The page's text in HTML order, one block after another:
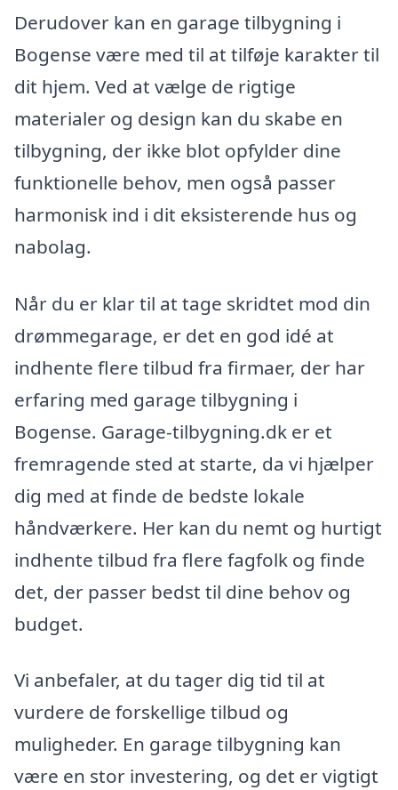
Derudover kan en garage tilbygning i
Bogense være med til at tilføje karakter til
dit hjem. Ved at vælge de rigtige
materialer og design kan du skabe en
tilbygning, der ikke blot opfylder dine
funktionelle behov, men også passer
harmonisk ind i dit eksisterende hus og
nabolag.
Når du er klar til at tage skridtet mod din
drømmegarage, er det en god idé at
indhente flere tilbud fra firmaer, der har
erfaring med garage tilbygning i
Bogense. Garage-tilbygning.dk er et
fremragende sted at starte, da vi hjælper
dig med at finde de bedste lokale
håndværkere. Her kan du nemt og hurtigt
indhente tilbud fra flere fagfolk og finde
det, der passer bedst til dine behov og
budget.
Vi anbefaler, at du tager dig tid til at
vurdere de forskellige tilbud og
muligheder. En garage tilbygning kan
være en stor investering, og det er vigtigt